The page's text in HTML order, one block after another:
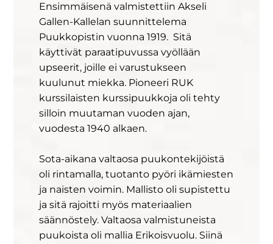
Ensimmäisenä valmistettiin Akseli
Gallen-Kallelan suunnittelema
Puukkopistin vuonna 1919. Sitä
käyttivät paraatipuvussa vyöllään
upseerit, joille ei varustukseen
kuulunut miekka. Pioneeri RUK
kurssilaisten kurssipuukkoja oli tehty
silloin muutaman vuoden ajan,
vuodesta 1940 alkaen.
Sota-aikana valtaosa puukontekijöistä
oli rintamalla, tuotanto pyöri ikämiesten
ja naisten voimin. Mallisto oli supistettu
ja sitä rajoitti myös materiaalien
säännöstely. Valtaosa valmistuneista
puukoista oli mallia Erikoisvuolu. Siinä